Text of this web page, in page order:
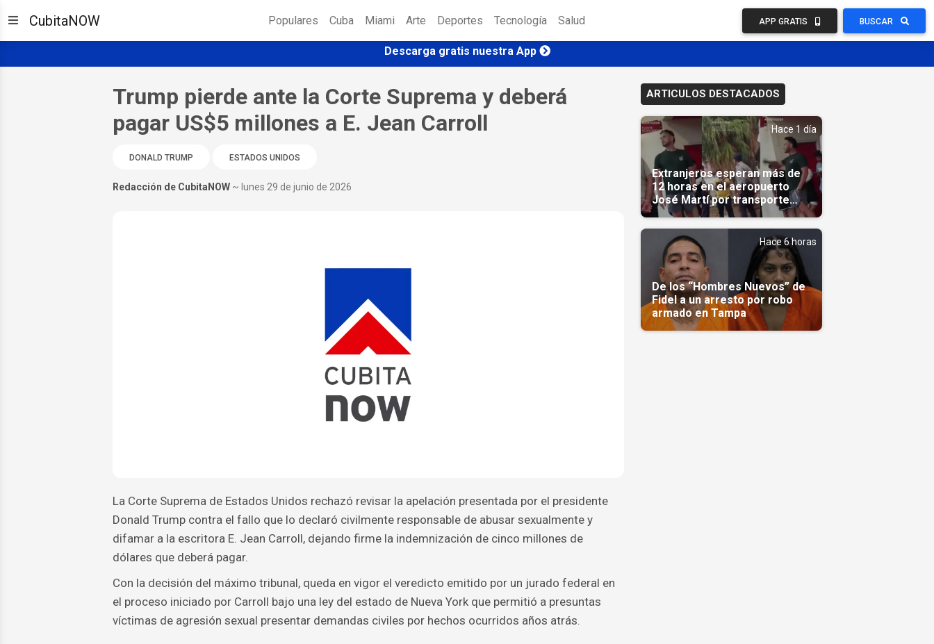
CubitaNOW Populares Cuba Miami Arte Deportes Tecnología Salud APP GRATIS BUSCAR
Descarga gratis nuestra App
Trump pierde ante la Corte Suprema y deberá
pagar US$5 millones a E. Jean Carroll
DONALD TRUMP ESTADOS UNIDOS
Redacción de CubitaNOW ~ lunes 29 de junio de 2026
La Corte Suprema de Estados Unidos rechazó revisar la apelación presentada por el presidente
Donald Trump contra el fallo que lo declaró civilmente responsable de abusar sexualmente y
difamar a la escritora E. Jean Carroll, dejando firme la indemnización de cinco millones de
dólares que deberá pagar.
Con la decisión del máximo tribunal, queda en vigor el veredicto emitido por un jurado federal en
el proceso iniciado por Carroll bajo una ley del estado de Nueva York que permitió a presuntas
víctimas de agresión sexual presentar demandas civiles por hechos ocurridos años atrás.
ARTICULOS DESTACADOS
Hace 1 día
Extranjeros esperan más de
12 horas en el aeropuerto
José Martí por transporte
reservado semanas
antes(Video)
Hace 6 horas
De los “Hombres Nuevos” de
Fidel a un arresto por robo
armado en Tampa